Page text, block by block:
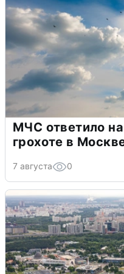
МЧС ответило
грохоте в
7 августа 0